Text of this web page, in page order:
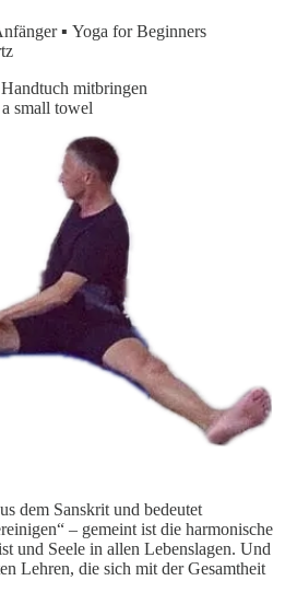
▪ Yoga for Beginners
mitbringen
small towel
dem Sanskrit und bedeutet
– gemeint ist die harmonische
und Seele in allen Lebenslagen. Und
Lehren, die sich mit der Gesamtheit